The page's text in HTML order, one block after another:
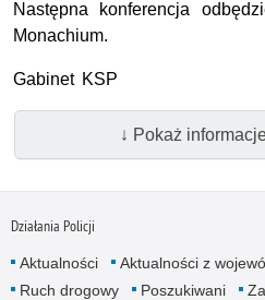
Następna konferencja
Monachium.
Gabinet KSP
↓ Pokaż
Działania Policji
Aktualności Aktualności z
Ruch drogowy
Poszukiwani